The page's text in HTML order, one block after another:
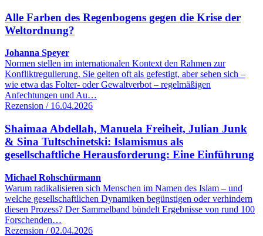
Alle Farben des Regenbogens gegen die Krise der
Weltordnung?
Johanna Speyer
Normen stellen im internationalen Kontext den Rahmen zur
Konfliktregulierung. Sie gelten oft als gefestigt, aber sehen sich –
wie etwa das Folter- oder Gewaltverbot – regelmäßigen
Anfechtungen und Au…
Rezension / 16.04.2026
Shaimaa Abdellah, Manuela Freiheit, Julian Junk
& Sina Tultschinetski: Islamismus als
gesellschaftliche Herausforderung: Eine Einführung
Michael Rohschürmann
Warum radikalisieren sich Menschen im Namen des Islam – und
welche gesellschaftlichen Dynamiken begünstigen oder verhindern
diesen Prozess? Der Sammelband bündelt Ergebnisse von rund 100
Forschenden…
Rezension / 02.04.2026